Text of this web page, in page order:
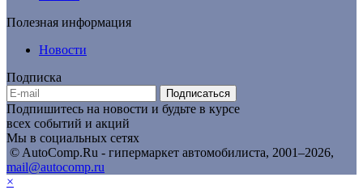
Полезная информация
Новости
Подписка
Подписаться
Подпишитесь на новости и будьте в курсе
всех событий и акций
Мы в социальных сетях
© AutoComp.Ru - гипермаркет автомобилиста, 2001–2026,
mail@autocomp.ru
×